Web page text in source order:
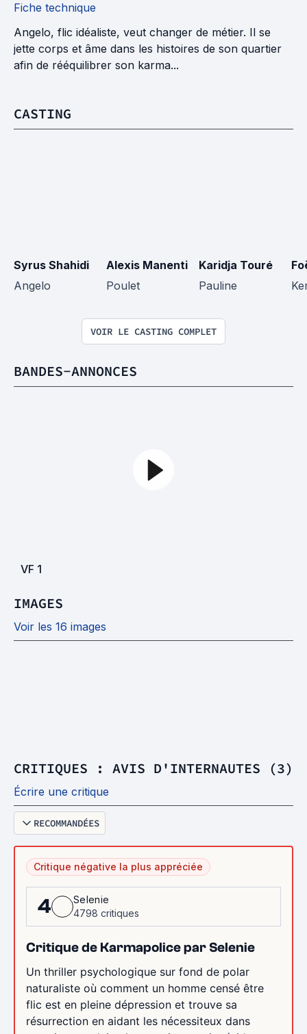
Fiche technique
Angelo, flic idéaliste, veut changer de métier. Il se
jette corps et âme dans les histoires de son quartier
afin de rééquilibrer son karma...
CASTING
Syrus Shahidi
Angelo
Alexis Manenti
Poulet
Karidja Touré
Pauline
VOIR LE CASTING COMPLET
BANDES-ANNONCES
VF 1
IMAGES
Voir les 16 images
CRITIQUES : AVIS D'INTERNAUTES (3)
Écrire une critique
RECOMMANDÉES
Critique négative la plus appréciée
4
Selenie
4798 critiques
Critique de Karmapolice par Selenie
Un thriller psychologique sur fond de polar
naturaliste où comment un homme censé être
flic est en pleine dépression et trouve sa
résurrection en aidant les nécessiteux dans